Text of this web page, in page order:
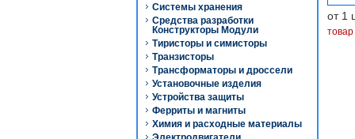
Системы хранения
Средства разработки
Конструкторы Модули
Тиристоры и симисторы
Транзисторы
Трансформаторы и дроссели
Установочные изделия
Устройства защиты
Ферриты и магниты
Химия и расходные материалы
от 1